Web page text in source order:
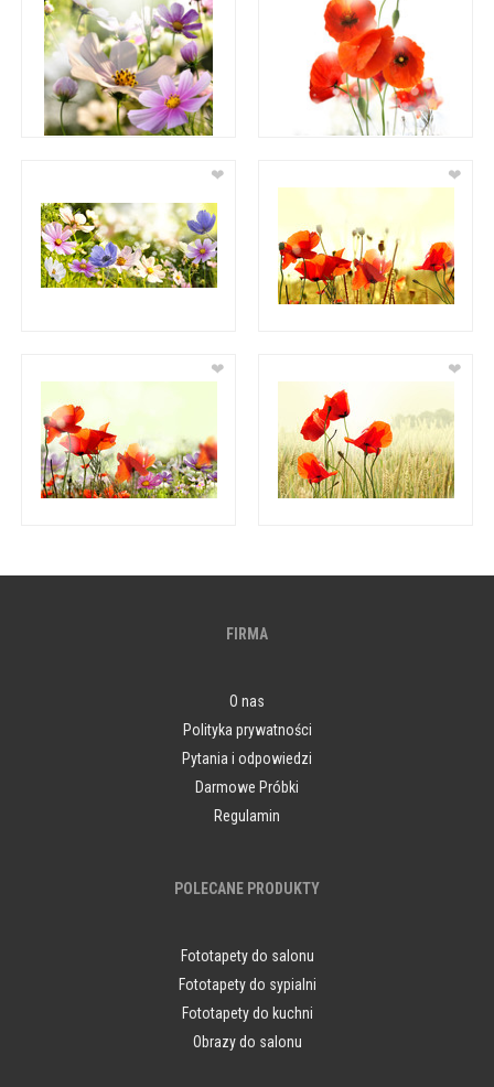
❤ ❤
❤ ❤
FIRMA
O nas
Polityka prywatności
Pytania i odpowiedzi
Darmowe Próbki
Regulamin
POLECANE PRODUKTY
Fototapety do salonu
Fototapety do sypialni
Fototapety do kuchni
Obrazy do salonu